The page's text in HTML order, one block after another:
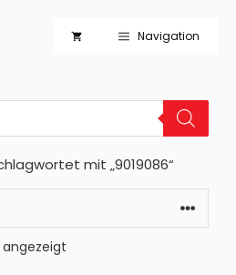
Navigation
mit „9019086“
angezeigt